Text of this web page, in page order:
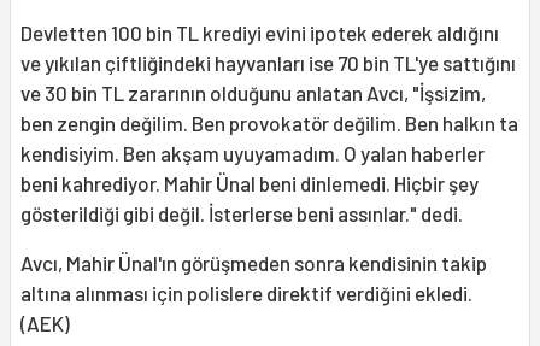
Devletten 100 bin TL krediyi evini ipotek ederek aldığını
ve yıkılan çiftliğindeki hayvanları ise 70 bin TL'ye sattığını
ve 30 bin TL zararının olduğunu anlatan Avcı, "İşsizim,
ben zengin değilim. Ben provokatör değilim. Ben halkın ta
kendisiyim. Ben akşam uyuyamadım. O yalan haberler
beni kahrediyor. Mahir Ünal beni dinlemedi. Hiçbir şey
gösterildiği gibi değil. İsterlerse beni assınlar." dedi.
Avcı, Mahir Ünal'ın görüşmeden sonra kendisinin takip
altına alınması için polislere direktif verdiğini ekledi.
(AEK)